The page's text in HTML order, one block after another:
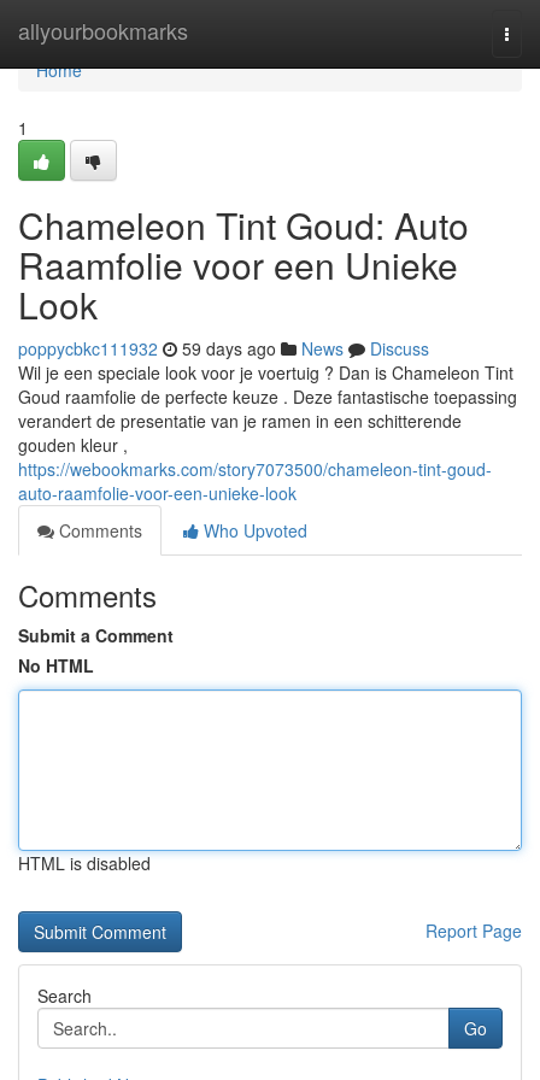
allyourbookmarks
Home
Home
1
Chameleon Tint Goud: Auto
Raamfolie voor een Unieke
Look
poppycbkc111932 59 days ago News
Discuss
Wil je een speciale look voor je voertuig ? Dan is Chameleon Tint
Goud raamfolie de perfecte keuze . Deze fantastische toepassing
verandert de presentatie van je ramen in een schitterende
gouden kleur ,
https://webookmarks.com/story7073500/chameleon-tint-goud-
auto-raamfolie-voor-een-unieke-look
Comments
Who Upvoted
Comments
Submit a Comment
No HTML
HTML is disabled
Report Page
Search
Go